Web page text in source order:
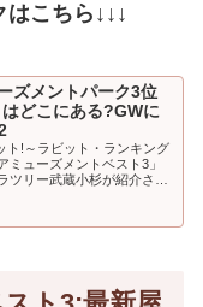
こちら↓↓↓
ズメントパーク3位
どこにある?GWに
ト!～ラビット・ランキング
ミューズメントベスト3」
リー武蔵小杉が紹介され